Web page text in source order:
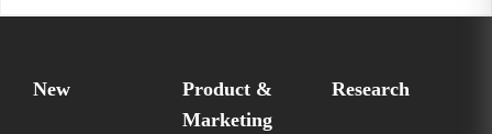
New
Product &
Marketing
Research